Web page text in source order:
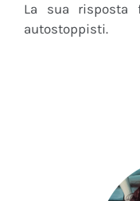
La sua risposta
autostoppisti.